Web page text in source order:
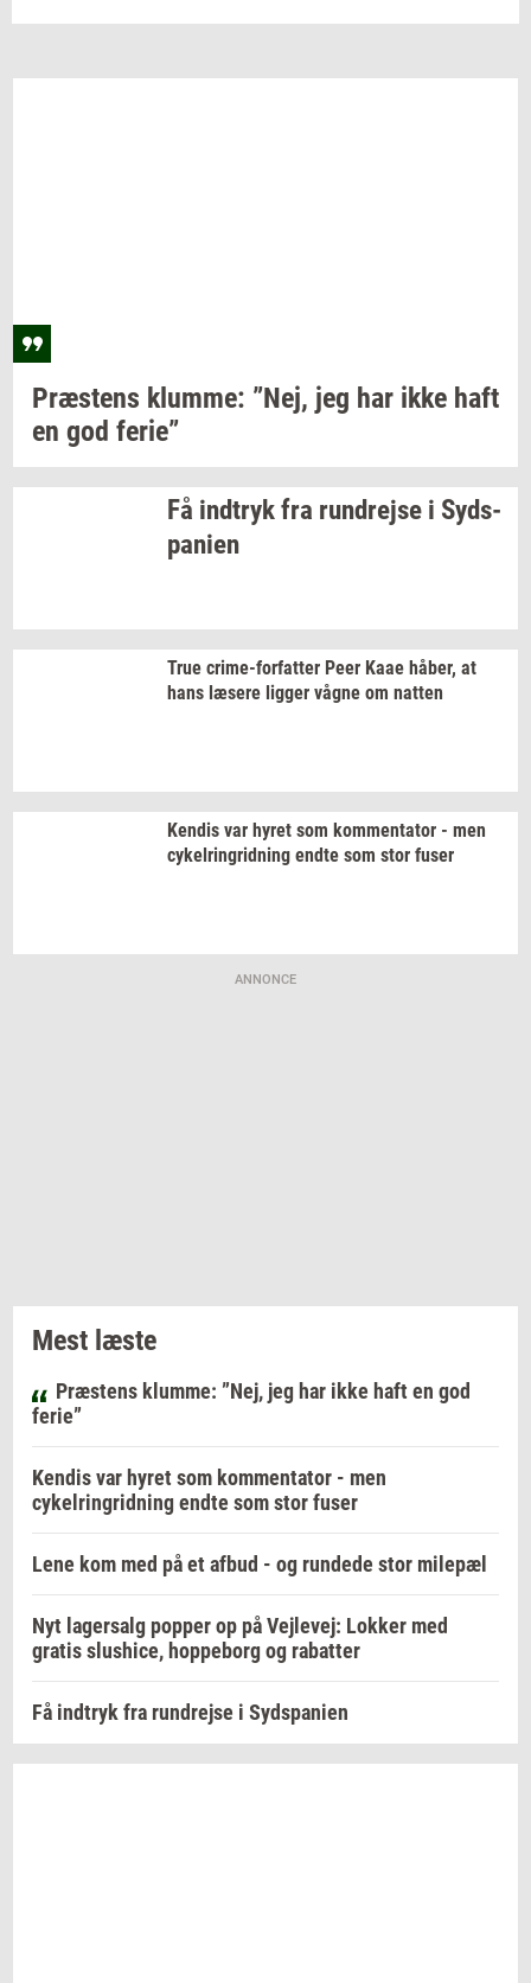
Præ­stens klum­me: ”Nej, jeg har ikke haft
en god ferie”
Få ind­trykfra run­drej­se i Syds­
pa­ni­en
True crime-​forfatter Peer Kaae håber, at
hans læ­se­re lig­ger vågne om nat­ten
Ken­dis var hyret som kom­men­ta­tor - men
cy­kel­rin­grid­ning endte som stor fuser
ANNONCE
Mest læste
Præstens klumme: ”Nej, jeg har ikke haft en god
ferie”
Kendis var hyret som kommentator - men
cykelringridning endte som stor fuser
Lene kom med på et afbud - og rundede stor milepæl
Nyt lagersalg popper op på Vejlevej: Lokker med
gratis slushice, hoppeborg og rabatter
Få indtryk fra rundrejse i Sydspanien